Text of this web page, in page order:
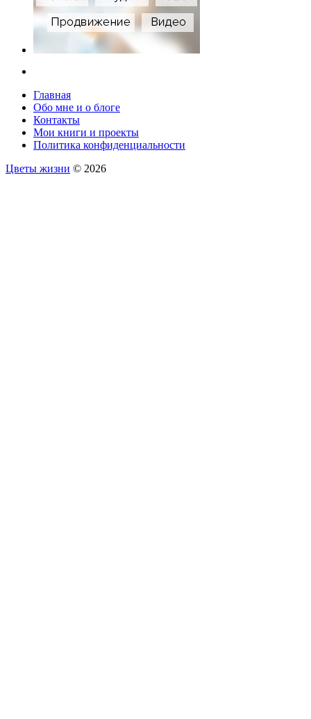
Главная
Обо мне и о блоге
Контакты
Мои книги и проекты
Политика конфиденциальности
Цветы жизни © 2026